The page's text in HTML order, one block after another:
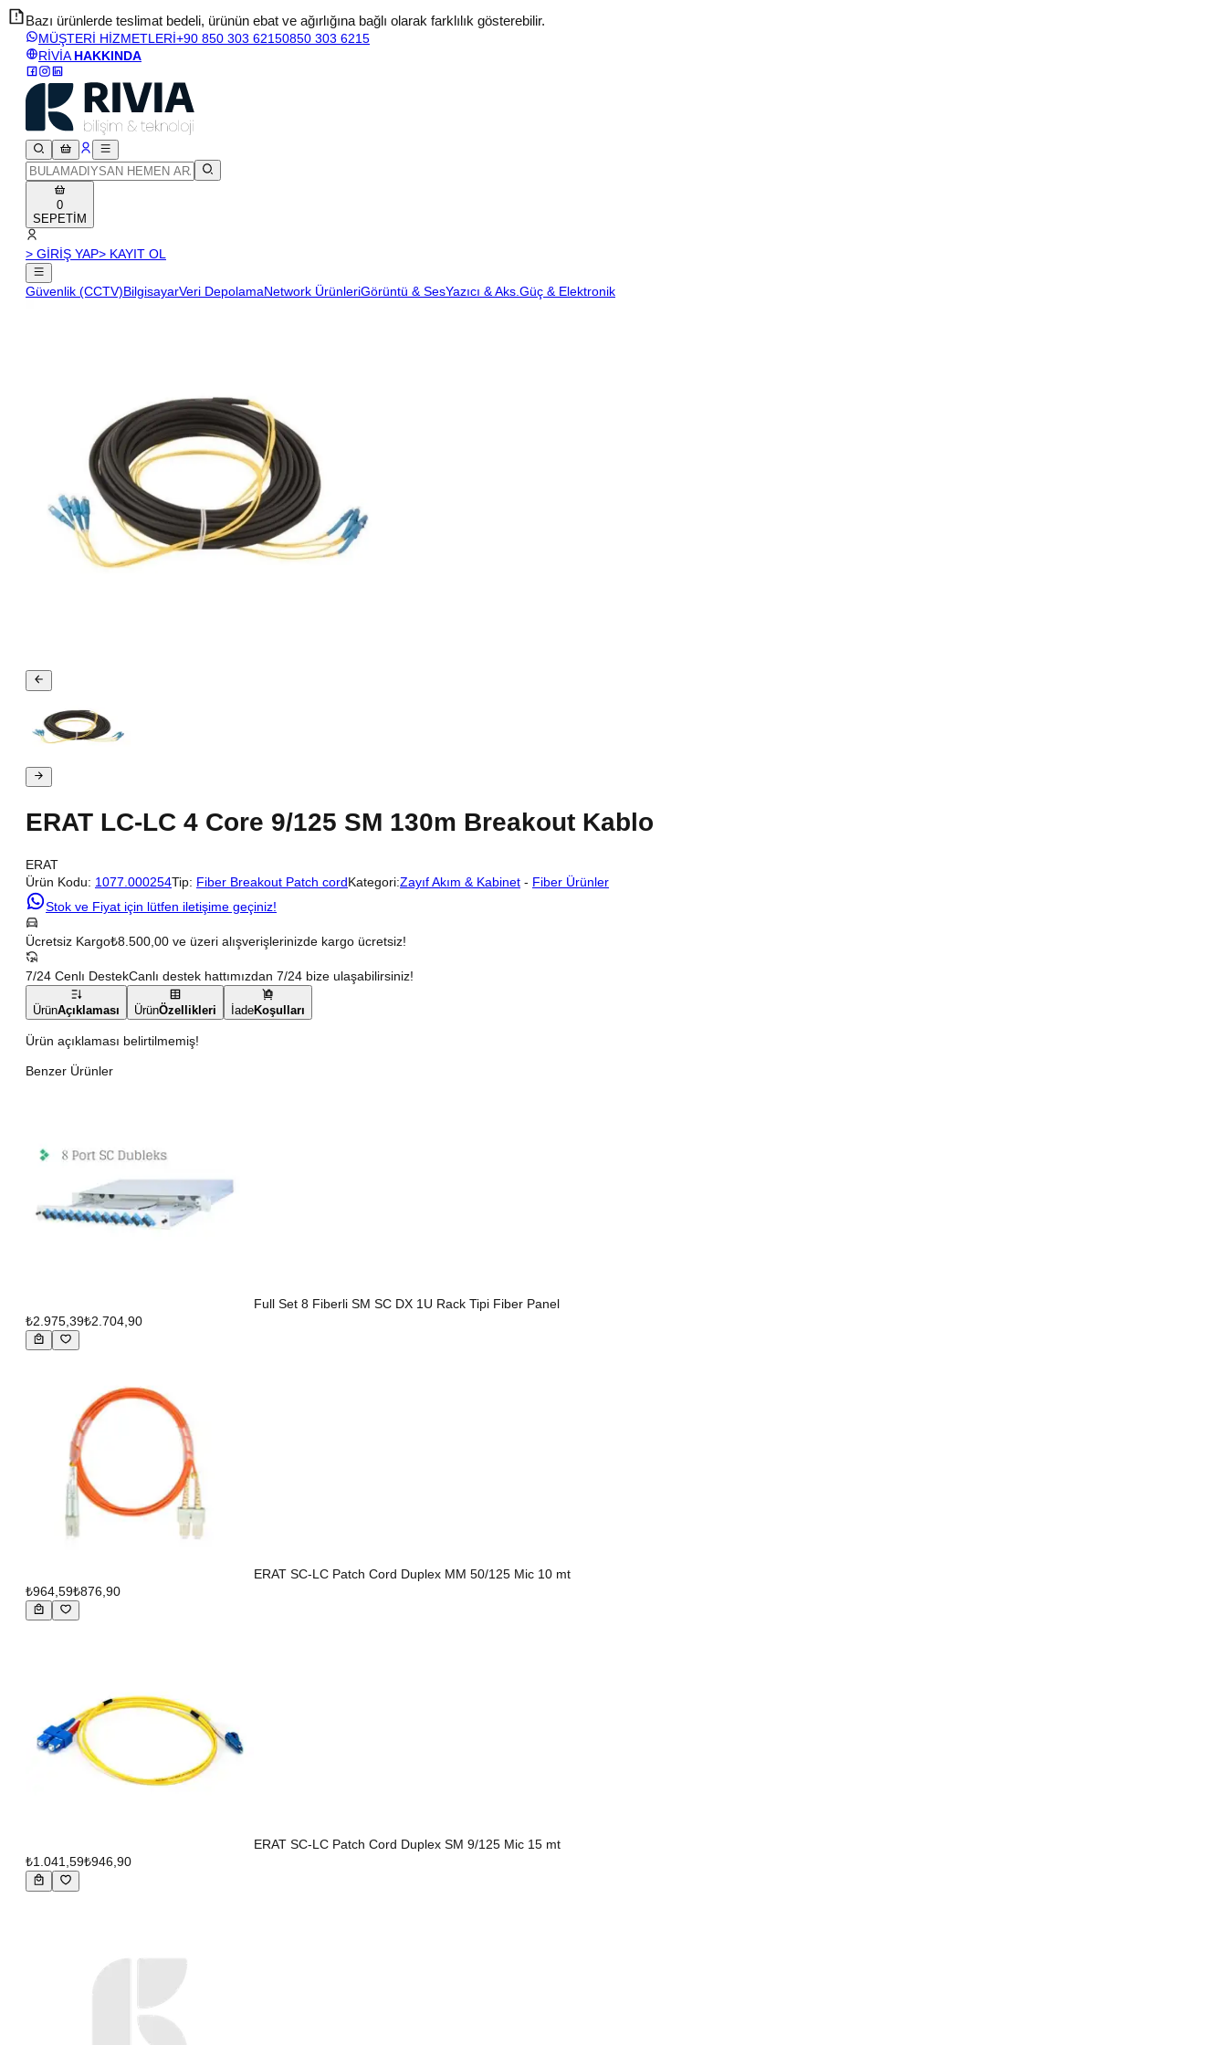
Bazı ürünlerde teslimat bedeli, ürünün ebat ve ağırlığına bağlı olarak farklılık gösterebilir.
MÜŞTERİ HİZMETLERİ+90 850 303 62150850 303 6215
RİVİA HAKKINDA
0
SEPETİM
> GİRİŞ YAP> KAYIT OL
Güvenlik (CCTV)BilgisayarVeri DepolamaNetwork ÜrünleriGörüntü & SesYazıcı & Aks.Güç & Elektronik
ERAT LC-LC 4 Core 9/125 SM 130m Breakout Kablo
ERAT
Ürün Kodu: 1077.000254Tip: Fiber Breakout Patch cordKategori:Zayıf Akım & Kabinet - Fiber Ürünler
Stok ve Fiyat için lütfen iletişime geçiniz!
Ücretsiz Kargo₺8.500,00 ve üzeri alışverişlerinizde kargo ücretsiz!
7/24 Cenlı DestekCanlı destek hattımızdan 7/24 bize ulaşabilirsiniz!
ÜrünAçıklaması ÜrünÖzellikleri İadeKoşulları
Ürün açıklaması belirtilmemiş!
Benzer Ürünler
Full Set 8 Fiberli SM SC DX 1U Rack Tipi Fiber Panel
₺2.975,39₺2.704,90
ERAT SC-LC Patch Cord Duplex MM 50/125 Mic 10 mt
₺964,59₺876,90
ERAT SC-LC Patch Cord Duplex SM 9/125 Mic 15 mt
₺1.041,59₺946,90